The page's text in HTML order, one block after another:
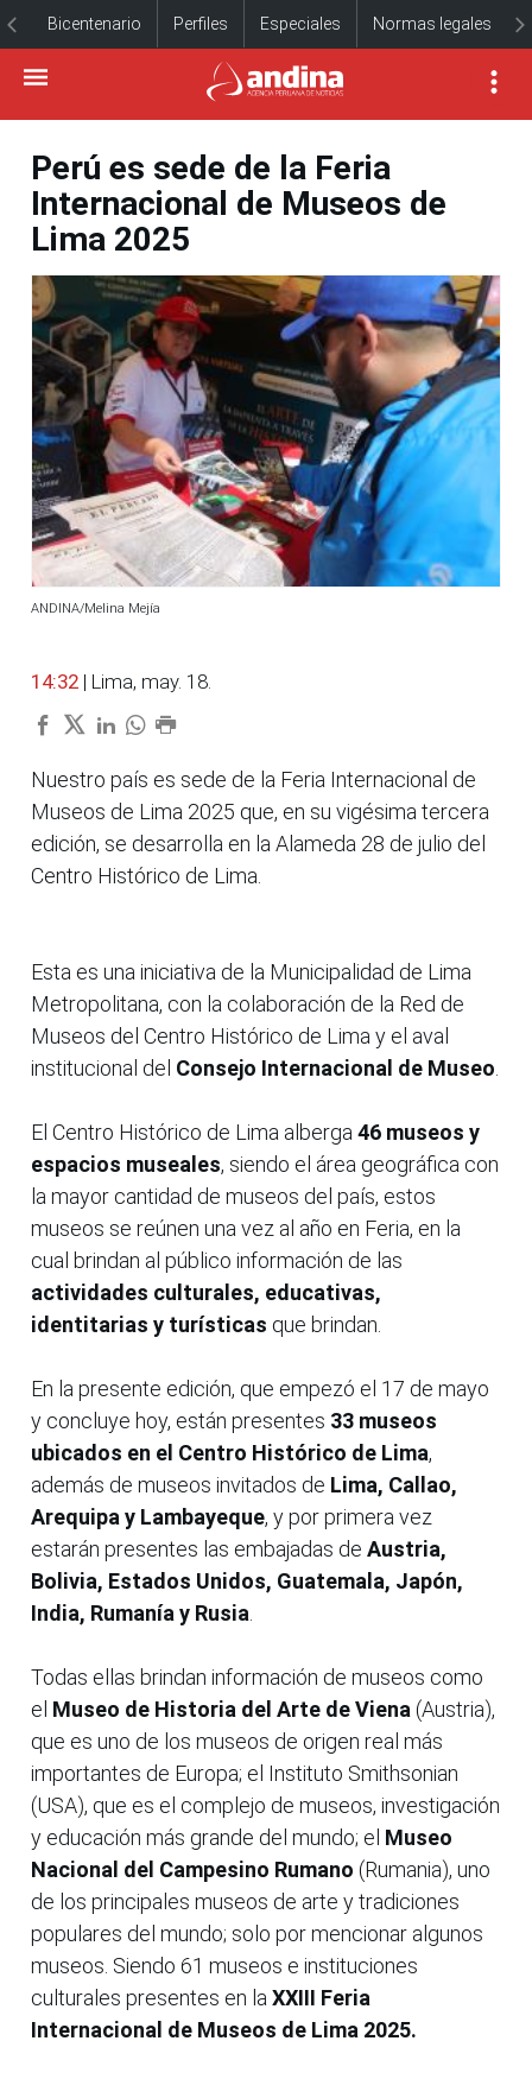
Bicentenario Perfiles Especiales Normas legales
Perú es sede de la Feria
Internacional de Museos de
Lima 2025
ANDINA/Melina Mejía
14:32 | Lima, may. 18.
Nuestro país es sede de la Feria Internacional de
Museos de Lima 2025 que, en su vigésima tercera
edición, se desarrolla en la Alameda 28 de julio del
Centro Histórico de Lima.
Esta es una iniciativa de la Municipalidad de Lima
Metropolitana, con la colaboración de la Red de
Museos del Centro Histórico de Lima y el aval
institucional del Consejo Internacional de Museo
El Centro Histórico de Lima alberga 46 museos y
espacios museales, siendo el área geográfica con
la mayor cantidad de museos del país, estos
museos se reúnen una vez al año en Feria, en la
cual brindan al público información de las
actividades culturales, educativas,
identitarias y turísticas que brindan.
En la presente edición, que empezó el 17 de mayo
y concluye hoy, están presentes 33 museos
ubicados en el Centro Histórico de Lima,
además de museos invitados de Lima, Callao,
Arequipa y Lambayeque, y por primera vez
estarán presentes las embajadas de Austria,
Bolivia, Estados Unidos, Guatemala, Japón,
India, Rumanía y Rusia
Todas ellas brindan información de museos como
el Museo de Historia del Arte de Viena (Austria),
que es uno de los museos de origen real más
importantes de Europa; el Instituto Smithsonian
(USA), que es el complejo de museos, investigación
y educación más grande del mundo; el Museo
Nacional del Campesino Rumano (Rumania), uno
de los principales museos de arte y tradiciones
populares del mundo; solo por mencionar algunos
museos. Siendo 61 museos e instituciones
culturales presentes en la XXIII Feria
Internacional de Museos de Lima 2025.